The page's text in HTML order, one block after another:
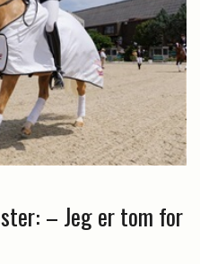
– Jeg er tom for